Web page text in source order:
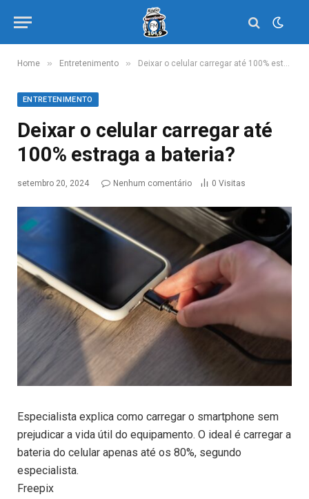
Home » Entretenimento » Deixar o celular carregar até 100% estraga a bateria?
ENTRETENIMENTO
Deixar o celular carregar até
100% estraga a bateria?
setembro 20, 2024 Nenhum comentário 0 Visitas
Especialista explica como carregar o smartphone sem
prejudicar a vida útil do equipamento. O ideal é carregar a
bateria do celular apenas até os 80%, segundo
especialista.
Freepix